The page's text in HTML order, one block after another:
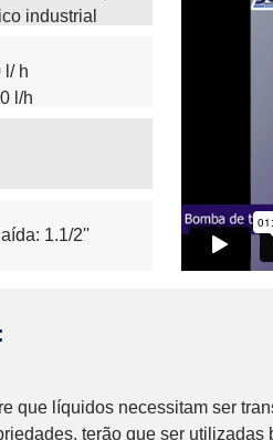
industrial
l/ h
l/h
1.1/2''
que líquidos necessitam ser
terão que ser